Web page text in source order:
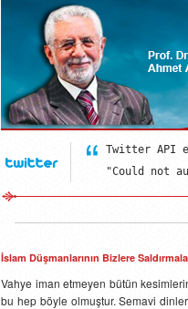
Twitter API
Twitter API
"Could not
İslam Düşmanlarının Bizlere
Vahye iman etmeyen bütün
bu hep böyle olmuştur. Semavi